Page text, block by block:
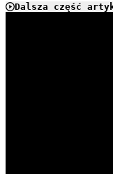
Dalsza część